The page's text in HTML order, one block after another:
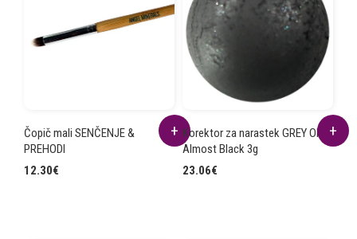
Čopič mali SENČENJE &
PREHODI
12.30€
Korektor za narastek GREY OFF
Almost Black 3g
23.06€